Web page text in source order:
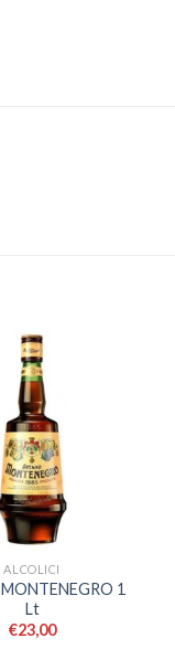
ALCOLICI
1
Lt
€23,00